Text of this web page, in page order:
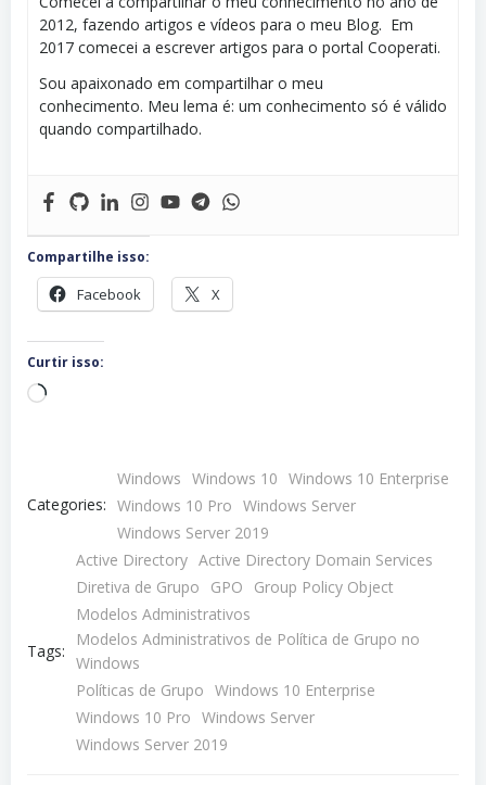
2012, fazendo artigos e vídeos para o meu Blog. Em
2017 comecei a escrever artigos para o portal Cooperati.
Sou apaixonado em compartilhar o meu
conhecimento. Meu lema é: um conhecimento só é válido
quando compartilhado.
Compartilhe isso:
Facebook X
Curtir isso:
Carregando...
Categories:
Windows Windows 10 Windows 10 Enterprise
Windows 10 Pro Windows Server
Windows Server 2019
Tags:
Active Directory Active Directory Domain Services
Diretiva de Grupo
GPO
Group Policy Object
Modelos Administrativos
Modelos Administrativos de Política de Grupo no
Windows
Políticas de Grupo Windows 10 Enterprise
Windows 10 Pro Windows Server
Windows Server 2019